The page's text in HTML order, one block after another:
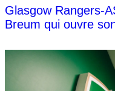
Glasgow Rangers-
Breum qui ouvre